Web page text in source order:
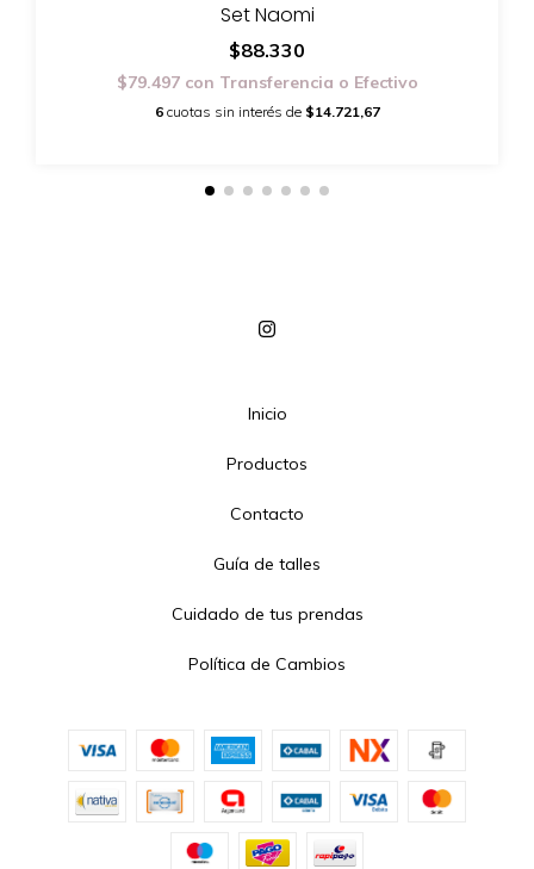
Set Naomi
$88.330
$79.497 con Transferencia o Efectivo
6 cuotas sin interés de $14.721,67
Inicio
Productos
Contacto
Guía de talles
Cuidado de tus prendas
Política de Cambios